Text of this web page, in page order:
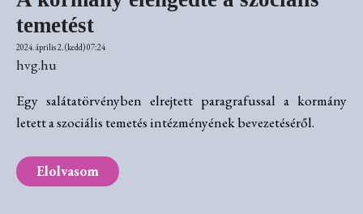
temetést
2024. április 2. (kedd) 07:24
hvg.hu
Egy salátatörvényben elrejtett paragrafussal a kormány
letett a szociális temetés intézményének bevezetéséről.
Elolvasom